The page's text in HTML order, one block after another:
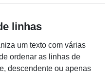
linhas
um texto com várias
ordenar as linhas de
descendente ou apenas